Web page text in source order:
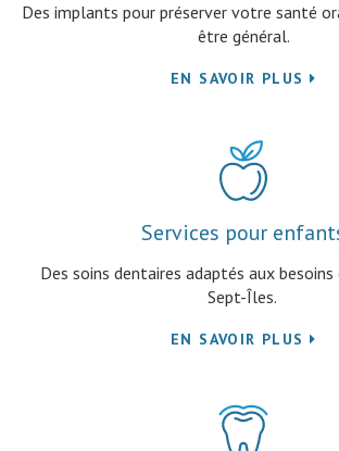
Des implants pour préserver votre santé
être général.
EN SAVOIR PLUS
Services pour
Des soins dentaires adaptés aux
Sept-Îles.
EN SAVOIR PLUS